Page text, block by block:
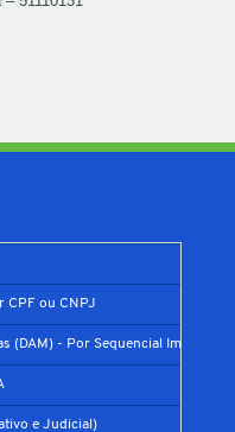
CPF ou CNPJ
(DAM) - Por Sequencial Imobiliário
e Judicial)